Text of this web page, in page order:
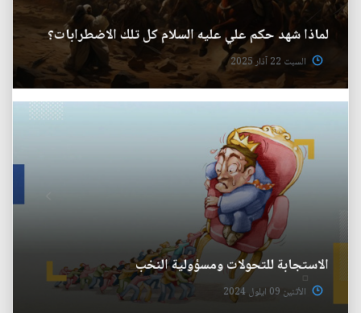
لماذا شهد حكم علي عليه السلام كل تلك الاضطرابات؟
السبت 22 آذار 2025
الاستجابة للتحولات ومسؤولية النخب
الأثنين 09 ايلول 2024